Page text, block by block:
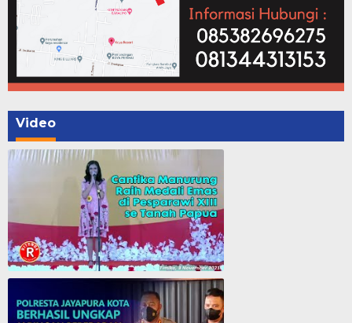
Video
Cantika Manurung Raih Medali Emas di Pesparawi XIII se Tanah Papua